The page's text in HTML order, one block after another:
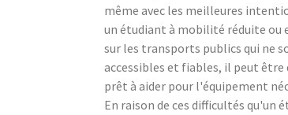
même avec les meilleures
un étudiant à mobilité réduite ou
sur les transports publics qui ne
accessibles et fiables, il peut
prêt à aider pour l'équipement
En raison de ces difficultés